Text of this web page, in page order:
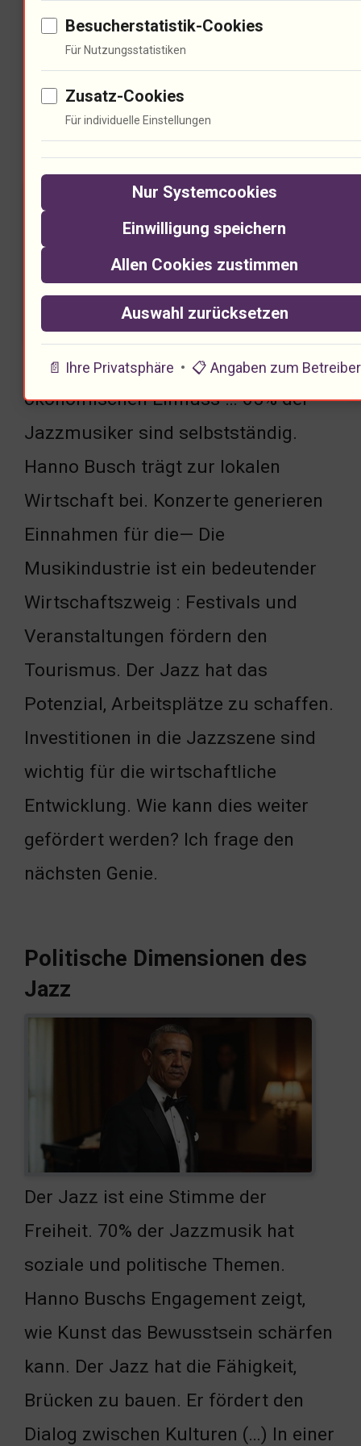
diese Wirkung verstärkt werden? Ich
frage den nächsten Experten.
Ökonomische Bedeutung des
Jazz
Der Jazz hat einen signifikanten
ökonomischen Einfluss … 65% der
Jazzmusiker sind selbstständig.
Hanno Busch trägt zur lokalen
Wirtschaft bei. Konzerte generieren
Einnahmen für die— Die
Musikindustrie ist ein bedeutender
Wirtschaftszweig : Festivals und
Veranstaltungen fördern den
Tourismus. Der Jazz hat das
Potenzial, Arbeitsplätze zu schaffen.
Investitionen in die Jazzszene sind
wichtig für die wirtschaftliche
Entwicklung. Wie kann dies weiter
gefördert werden? Ich frage den
nächsten Genie.
Politische Dimensionen des
Jazz
Der Jazz ist eine Stimme der
Freiheit. 70% der Jazzmusik hat
soziale und politische Themen.
Hanno Buschs Engagement zeigt,
wie Kunst das Bewusstsein schärfen
kann. Der Jazz hat die Fähigkeit,
Brücken zu bauen. Er fördert den
Dialog zwischen Kulturen (…) In einer
Besucherstatistik-Cookies
Für Nutzungsstatistiken
Zusatz-Cookies
Für individuelle Einstellungen
Nur Systemcookies
Einwilligung speichern
Allen Cookies zustimmen
Auswahl zurücksetzen
📄 Ihre Privatsphäre • 📋 Angaben zum Betreiber